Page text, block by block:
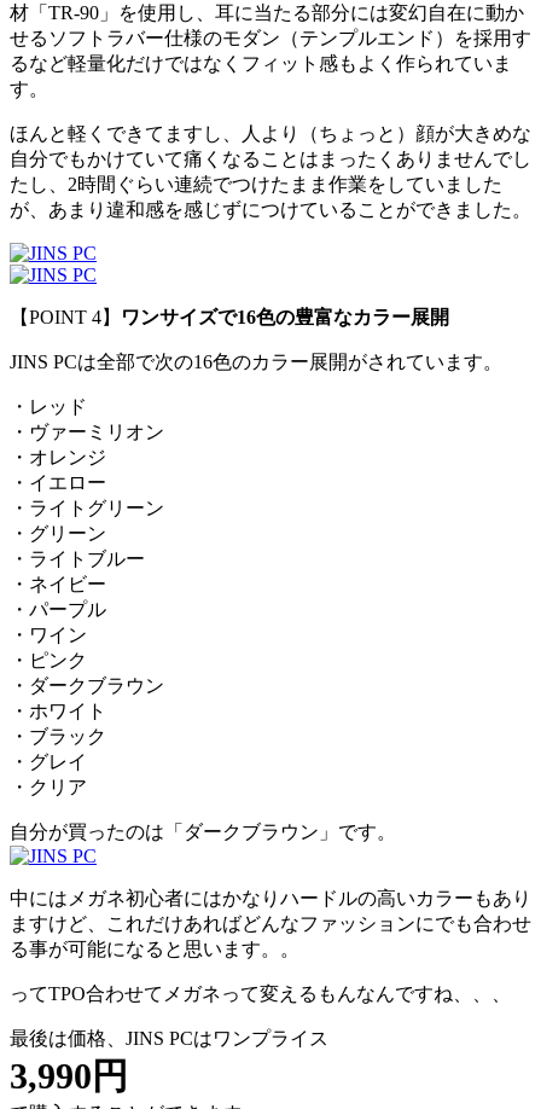
材「TR-90」を使用し、耳に当たる部分には変幻自在に動か
せるソフトラバー仕様のモダン（テンプルエンド）を採用す
るなど軽量化だけではなくフィット感もよく作られていま
す。
ほんと軽くできてますし、人より（ちょっと）顔が大きめな
自分でもかけていて痛くなることはまったくありませんでし
たし、2時間ぐらい連続でつけたまま作業をしていました
が、あまり違和感を感じずにつけていることができました。
【POINT 4】 ワンサイズで16色の豊富なカラー展開
JINS PCは全部で次の16色のカラー展開がされています。
・レッド
・ヴァーミリオン
・オレンジ
・イエロー
・ライトグリーン
・グリーン
・ライトブルー
・ネイビー
・パープル
・ワイン
・ピンク
・ダークブラウン
・ホワイト
・ブラック
・グレイ
・クリア
自分が買ったのは「ダークブラウン」です。
中にはメガネ初心者にはかなりハードルの高いカラーもあり
ますけど、これだけあればどんなファッションにでも合わせ
る事が可能になると思います。。
ってTPO合わせてメガネって変えるもんなんですね、、、
最後は価格、JINS PCはワンプライス
3,990円